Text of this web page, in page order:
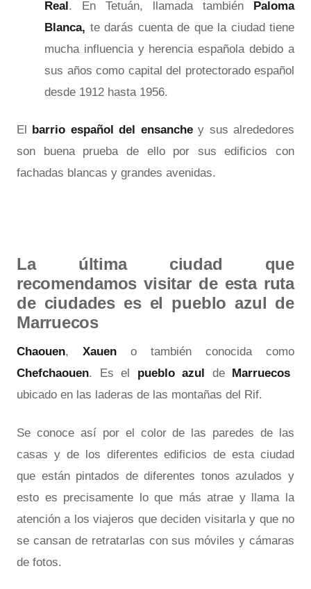
Real. En Tetuán, llamada también Paloma
Blanca, te darás cuenta de que la ciudad tiene
mucha influencia y herencia española debido a
sus años como capital del protectorado español
desde 1912 hasta 1956.
El barrio español del ensanchey sus alrededores
son buena prueba de ello por sus edificios con
fachadas blancas y grandes avenidas.
La última ciudad que
recomendamos visitar de esta ruta
de ciudades es el pueblo azul de
Marruecos
Chaouen, Xauen o también conocida como
Chefchaouen. Es el pueblo azul de
Marruecos
ubicado en las laderas de las montañas del Rif.
Se conoce así por el color de las paredes de las
casas y de los diferentes edificios de esta ciudad
que están pintados de diferentes tonos azulados y
esto es precisamente lo que más atrae y llama la
atención a los viajeros que deciden visitarla y que no
se cansan de retratarlas con sus móviles y cámaras
de fotos.